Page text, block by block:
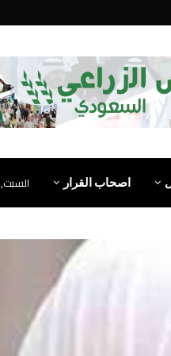
اصحاب القرار السبت, 8 أغسطس, 2026